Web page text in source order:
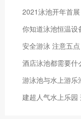
2021泳池开年首
你知道泳池恒温设
安全游泳 注意五点
酒店泳池都需要什
游泳池与水上游乐
建超人气水上乐园